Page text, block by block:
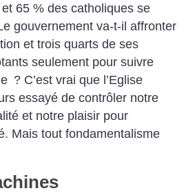
65 % des catholiques se
gouvernement va-t-il affronter
et trois quarts de ses
seulement pour suivre
? C’est vrai que l’Eglise
essayé de contrôler notre
et notre plaisir pour
Mais tout fondamentalisme